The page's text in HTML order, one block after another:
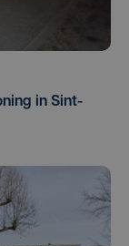
in Sint-